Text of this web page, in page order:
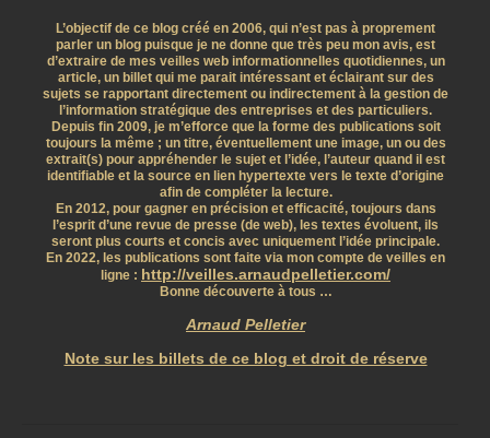
L’objectif de ce blog créé en 2006, qui n’est pas à proprement
parler un blog puisque je ne donne que très peu mon avis, est
d’extraire de mes veilles web informationnelles quotidiennes, un
article, un billet qui me parait intéressant et éclairant sur des
sujets se rapportant directement ou indirectement à la gestion de
l’information stratégique des entreprises et des particuliers.
Depuis fin 2009, je m’efforce que la forme des publications soit
toujours la même ; un titre, éventuellement une image, un ou des
extrait(s) pour appréhender le sujet et l’idée, l’auteur quand il est
identifiable et la source en lien hypertexte vers le texte d’origine
afin de compléter la lecture.
En 2012, pour gagner en précision et efficacité, toujours dans
l’esprit d’une revue de presse (de web), les textes évoluent, ils
seront plus courts et concis avec uniquement l’idée principale.
En 2022, les publications sont faite via mon compte de veilles en
ligne : http://veilles.arnaudpelletier.com/
Bonne découverte à tous …
Arnaud Pelletier
Note sur les billets de ce blog et droit de réserve